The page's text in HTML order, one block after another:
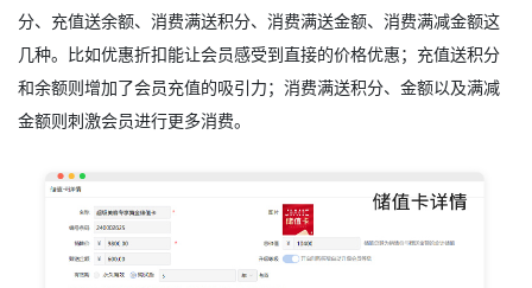
分、充值送余额、消费满送积分、消费满送金额、消费满减金额这
几种。比如优惠折扣能让会员感受到直接的价格优惠；充值送积分
和余额则增加了会员充值的吸引力；消费满送积分、金额以及满减
金额则刺激会员进行更多消费。